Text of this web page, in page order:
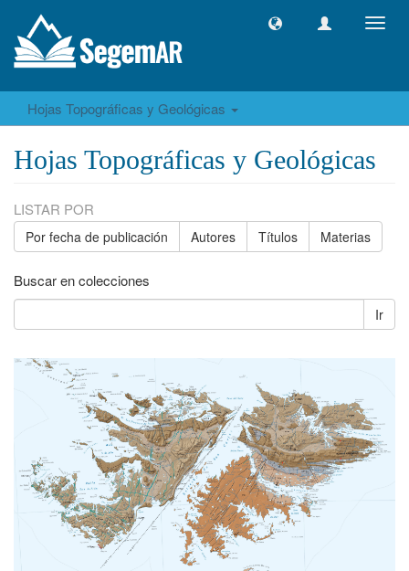
Hojas Topográficas y Geológicas
Hojas Topográficas y Geológicas
LISTAR POR
Por fecha de publicación Autores Títulos Materias
Buscar en colecciones
Ir